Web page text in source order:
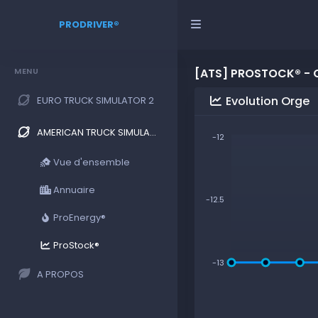
PRODRIVER®
MENU
EURO TRUCK SIMULATOR 2
AMERICAN TRUCK SIMULATOR
Vue d'ensemble
Annuaire
ProEnergy®
ProStock®
A PROPOS
[ATS] PROSTOCK® -
Evolution Orge
-12
-12.5
-13